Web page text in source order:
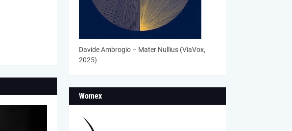
Davide Ambrogio – Mater Nullius (ViaVox,
2025)
Womex